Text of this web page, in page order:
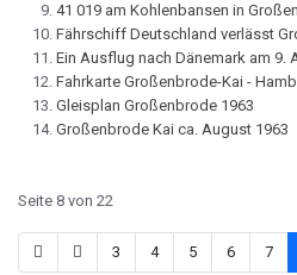
41 019 am Kohlenbansen in
Fährschiff Deutschland verlässt
Ein Ausflug nach Dänemark am 9.
Fahrkarte Großenbrode-Kai -
Gleisplan Großenbrode 1963
Großenbrode Kai ca. August 1963
Seite 8 von 22
3 4 5 6 7